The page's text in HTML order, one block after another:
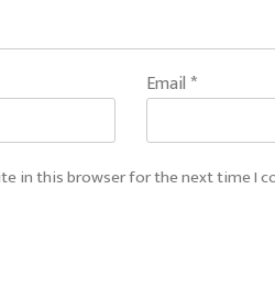
Email *
in this browser for the next time I